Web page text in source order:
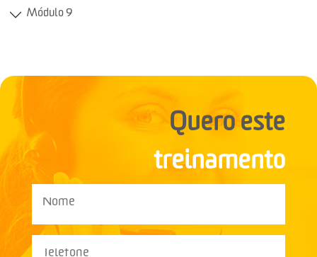
Módulo 9
Quero este
treinamento